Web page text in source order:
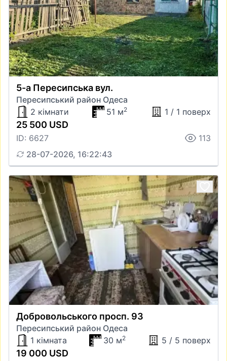
5-а Пересипська вул.
Пересипський район Одеса
2 кімнати
51 м2 1 / 1 поверх
25 500 USD
ID: 6627
113
28-07-2026, 16:22:43
Добровольського просп. 93
Пересипський район Одеса
1 кімната
30 м2 5 / 5 поверх
19 000 USD